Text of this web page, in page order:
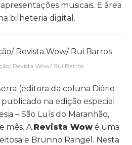
musicais. E área
bilheteria digital.
Revista Wow/ Rui Barros
(editora da coluna Diário
na edição especial
– São Luís do Maranhão,
mês. A Revista Wowé uma
e Brunno Rangel. Nesta